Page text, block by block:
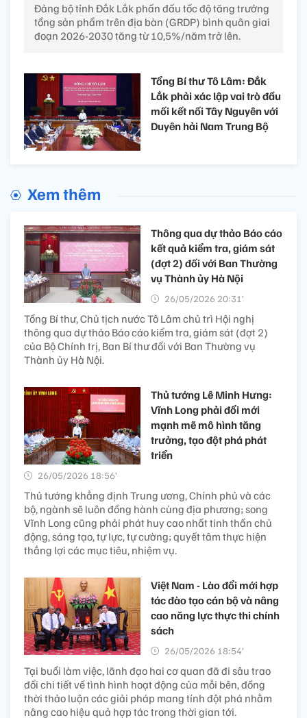
Đảng bộ tỉnh Đắk Lắk phấn đấu tốc độ tăng trưởng
tổng sản phẩm trên địa bàn (GRDP) bình quân giai
đoạn 2026-2030 tăng từ 10,5%/năm trở lên.
Tổng Bí thư Tô Lâm: Đắk
Lắk phải xác lập vai trò đầu
mối kết nối Tây Nguyên với
Duyên hải Nam Trung Bộ
Xem thêm
Thông qua dự thảo Báo cáo
kết quả kiểm tra, giám sát
(đợt 2) đối với Ban Thường
vụ Thành ủy Hà Nội
26/05/2026 20:31’
Tổng Bí thư, Chủ tịch nước Tô Lâm chủ trì Hội nghị
thông qua dự thảo Báo cáo kiểm tra, giám sát (đợt 2)
của Bộ Chính trị, Ban Bí thư đối với Ban Thường vụ
Thành ủy Hà Nội.
Thủ tướng Lê Minh Hưng:
Vĩnh Long phải đổi mới
mạnh mẽ mô hình tăng
trưởng, tạo đột phá phát
triển
26/05/2026 18:56’
Thủ tướng khẳng định Trung ương, Chính phủ và các
bộ, ngành sẽ luôn đồng hành cùng địa phương; song
Vĩnh Long cũng phải phát huy cao nhất tinh thần chủ
động, sáng tạo, tự lực, tự cường; quyết tâm thực hiện
thắng lợi các mục tiêu, nhiệm vụ.
Việt Nam - Lào đổi mới hợp
tác đào tạo cán bộ và nâng
cao năng lực thực thi chính
sách
26/05/2026 18:54’
Tại buổi làm việc, lãnh đạo hai cơ quan đã đi sâu trao
đổi chi tiết về tình hình hoạt động của mỗi bên, đồng
thời thảo luận các giải pháp mang tính đột phá nhằm
nâng cao hiệu quả hợp tác trong thời gian tới.